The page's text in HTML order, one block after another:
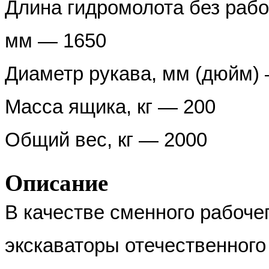
Длина гидромолота без
мм — 1650
Диаметр рукава, мм (дюйм)
Масса ящика, кг — 200
Общий вес, кг — 2000
Описание
В качестве сменного
экскаваторы